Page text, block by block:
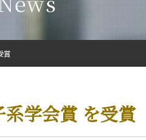
学会賞 を受賞
賞